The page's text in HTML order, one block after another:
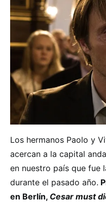
Los hermanos Paolo y
acercan a la capital
en nuestro país que fue
durante el pasado año.
en Berlín, Cesar must